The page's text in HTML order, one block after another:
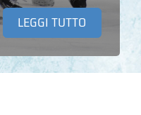
LEGGI TUTTO